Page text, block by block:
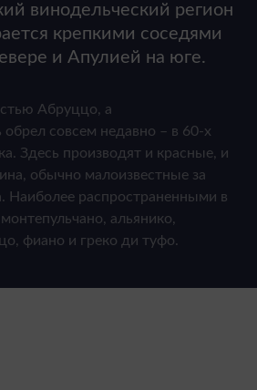
винодельческий регион
крепкими соседями
и Апулией на юге.
Абруццо, а
обрел совсем недавно – в 60-х
Здесь производят и красные, и
обычно малоизвестные за
Наиболее распространенными в
альянико,
фиано и греко ди туфо.